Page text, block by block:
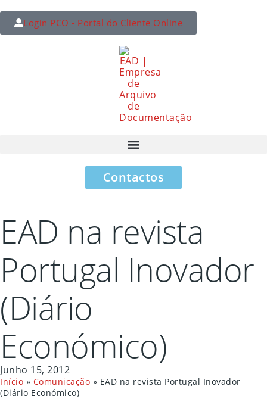
Login PCO - Portal do Cliente Online
Contactos
EAD na revista
Portugal Inovador
(Diário
Económico)
Junho 15, 2012
Início » Comunicação » EAD na revista Portugal Inovador
(Diário Económico)